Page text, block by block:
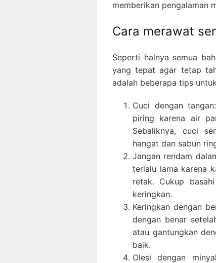
memberikan pengalaman
Cara merawat
Seperti halnya semua
yang tepat agar tetap
adalah beberapa tips
Cuci dengan
piring karena air
Sebaliknya, cuci
hangat dan sabun
Jangan rendam
terlalu lama karena
retak. Cukup
keringkan.
Keringkan dengan
dengan benar
atau gantungkan
baik.
Olesi dengan